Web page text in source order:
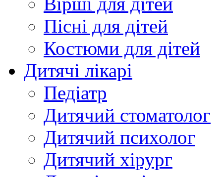
Пісні для дітей
Костюми для дітей
Дитячі лікарі
Педіатр
Дитячий стоматолог
Дитячий психолог
Дитячий хірург